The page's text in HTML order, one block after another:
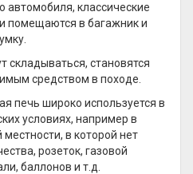
классические
помещаются в багажник и
складываться, становятся
средством в походе.
печь широко используется в
условиях, например в
местности, в которой нет
розеток, газовой
баллонов и т.д.